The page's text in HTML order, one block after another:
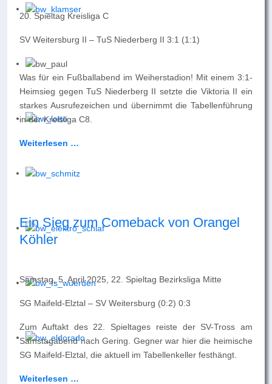
20. Spieltag Kreisliga C
SV Weitersburg II – TuS Niederberg II 3:1 (1:1)
Was für ein Fußballabend im Weiherstadion! Mit einem 3:1-
Heimsieg gegen TuS Niederberg II setzte die Viktoria II ein
starkes Ausrufezeichen und übernimmt die Tabellenführung
in der Kreisliga C8.
Weiterlesen …
Ein Sieg zum Comeback von Orangel
Köhler
Samstag, 5. April 2025, 22. Spieltag Bezirksliga Mitte
SG Maifeld-Elztal – SV Weitersburg (0:2) 0:3
Zum Auftakt des 22. Spieltages reiste der SV-Tross am
Samstagabend nach Gering. Gegner war hier die heimische
SG Maifeld-Elztal, die aktuell im Tabellenkeller festhängt.
Weiterlesen …